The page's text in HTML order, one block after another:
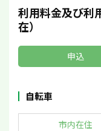
利用料金及び利
在）
申込
自転車
市内在住